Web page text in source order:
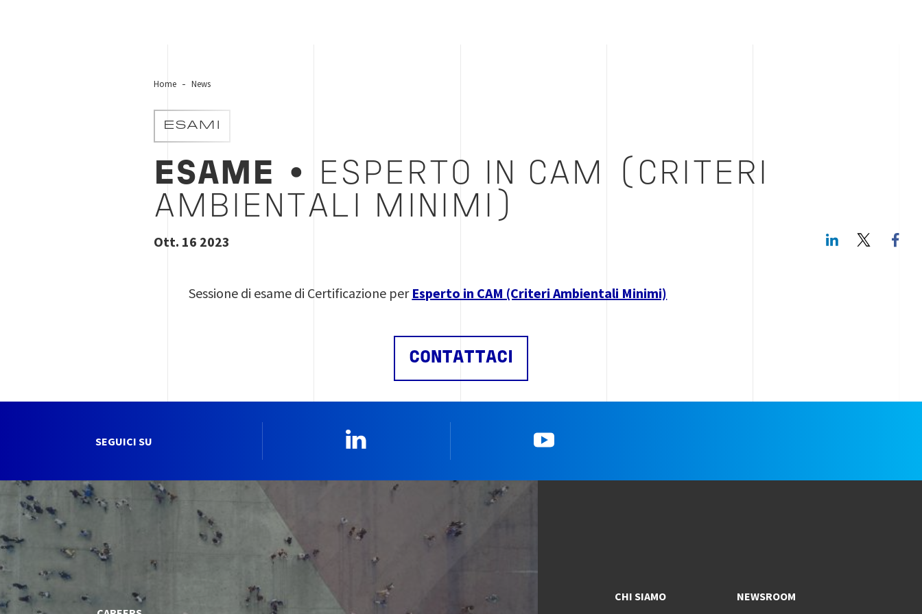
Home News
ESAMI
ESAME • ESPERTO IN CAM (CRITERI
AMBIENTALI MINIMI)
Ott. 16 2023 LinkedIn
Sessione di esame di Certificazione per Esperto in CAM (Criteri Ambientali Minimi)
CONTATTACI
SEGUICI SU
CHI SIAMO NEWSROOM